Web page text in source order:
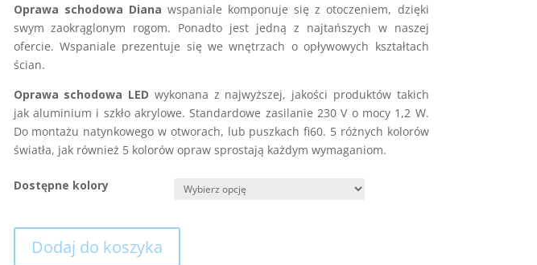
Oprawa schodowa Diana wspaniale komponuje się z otoczeniem, dzięki
swym zaokrąglonym rogom. Ponadto jest jedną z najtańszych w naszej
ofercie. Wspaniale prezentuje się we wnętrzach o opływowych kształtach
ścian.
Oprawa schodowa LED wykonana z najwyższej, jakości produktów takich
jak aluminium i szkło akrylowe. Standardowe zasilanie 230 V o mocy 1,2 W.
Do montażu natynkowego w otworach, lub puszkach fi60. 5 różnych kolorów
światła, jak również 5 kolorów opraw sprostają każdym wymaganiom.
Dostępne kolory
Dodaj do koszyka